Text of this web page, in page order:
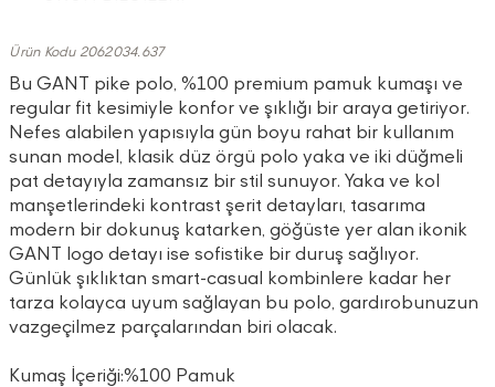
Ürün Kodu 2062034.637
Bu GANT pike polo, %100 premium pamuk kumaşı ve
regular fit kesimiyle konfor ve şıklığı bir araya getiriyor.
Nefes alabilen yapısıyla gün boyu rahat bir kullanım
sunan model, klasik düz örgü polo yaka ve iki düğmeli
pat detayıyla zamansız bir stil sunuyor. Yaka ve kol
manşetlerindeki kontrast şerit detayları, tasarıma
modern bir dokunuş katarken, göğüste yer alan ikonik
GANT logo detayı ise sofistike bir duruş sağlıyor.
Günlük şıklıktan smart-casual kombinlere kadar her
tarza kolayca uyum sağlayan bu polo, gardırobunuzun
vazgeçilmez parçalarından biri olacak.
Kumaş İçeriği:%100 Pamuk